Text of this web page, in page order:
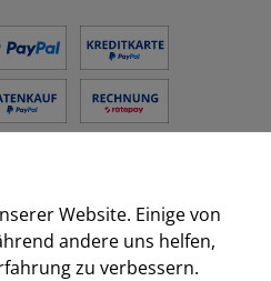
Website. Einige von
andere uns helfen,
zu verbessern.